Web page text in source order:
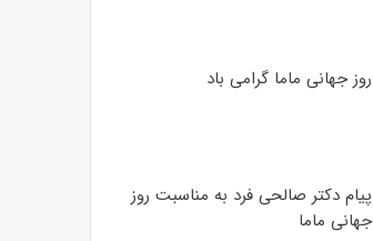
روز جهانی ماما گرامی باد
پیام دکتر صالحی فرد به مناسبت روز
جهانی ماما